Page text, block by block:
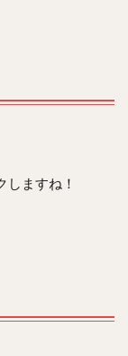
ますね！